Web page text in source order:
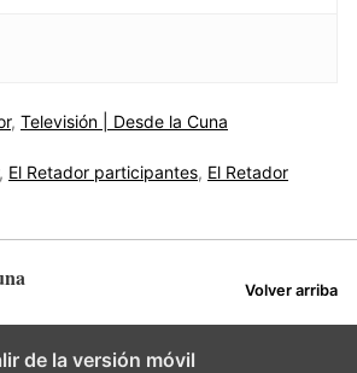
, Televisión | Desde la Cuna
, El Retador participantes, El Retador
Volver arriba
de la versión móvil